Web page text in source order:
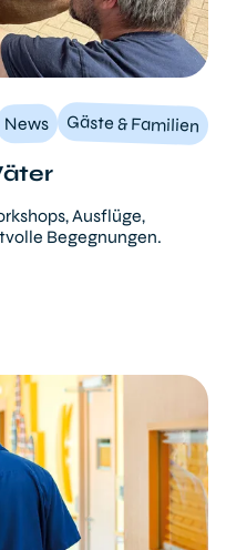
News Gäste & Familien
Ausflüge,
Begegnungen.